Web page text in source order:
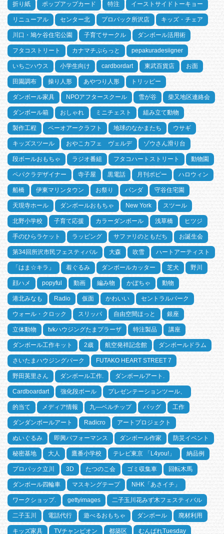
折り紙 ポップアップカード 特注 イーストサイドトーキョー
リニューアル センター北 プロパック所沢店 キッズ・チェア
川口・鳩ケ谷住宅公園 子育てサークル ダンボール活用術
フタコストリート カナマチぷらっと pepakuradesiigner
いちごハウス 小学生向け cardbordart 東武百貨店 お面
田園調布 操り人形 あやつり人形 トリッピー
ダンボール家具 NPOアフタースクール 雪が谷 柴又地区連絡会
ダンボール箱 おしゃれ ミニチェスト 組み立て動物
製作工程 ペーオアークラフト 地球のなかまたち ウサギ
キッズスツール おやこカフェ ヴェルデ ゾウさん滑り台
段ボールおもちゃ ラジオ番組 フタコハートストリート 動物園
ペパクラデザイナー 寺子屋 黒電話 月刊ポピー ハロウィン
船橋 伊東マリンタウン お祭り パンダ 守谷住宅園
天現寺ホール ダンボールおもちゃ New York スツール
北野小学校 子育て応援 カラーダンボール 浅草橋 ヒツジ
手のひらラケット ラッピング サファリのともだち お誕生会
第34回所沢市民フェスティバル 大森 吹雪 ハートアーティスト
「はま☆キラ」 着ぐるみ ダンボールカッター 芝犬 野川
顔ハメ popyful 動画 編み物 かぼちゃ 動物
港北みなも Radio 仮面 かわいい セントラルパーク
ウォール・クロック スリッパ 自由空間ほっと 銀座
立体動物 tvkハウジングたまプラーザ 特注製品 講座
ダンボール工作キット 2歳 航空発祥記念館 ダンボールドラム
さいたまハウジングパーク FUTAKO HEART STREET 7
野田英里さん ダンボール工作. ダンボールアート.
Cardboardart 強化段ボール プレゼンテーションツール、
的当て メディア情報 九―ベルチップ バッグ 工作
ダンダンボールアート Radicro アートプロジェクト
ぬいぐるみ 即興パフォーマンス ダンボール作家 防災イベント
秘密基地 大人 鷹番小学校 テレビ東京 「L4you!」 納品例
プロパック立川 3D たつのこ会 ゴミ収集車 回転木馬
ダンボール四輪車 マスキングテープ NHK「あさイチ」
ワークショップ. gettyimages 二子玉川花みず木フェスティバル
二子玉川 電話代行 遊べるおもちゃ ダンボール 廃材利用
キッズ家具 TVチャンピオン 都築区 むんぱれTuesday